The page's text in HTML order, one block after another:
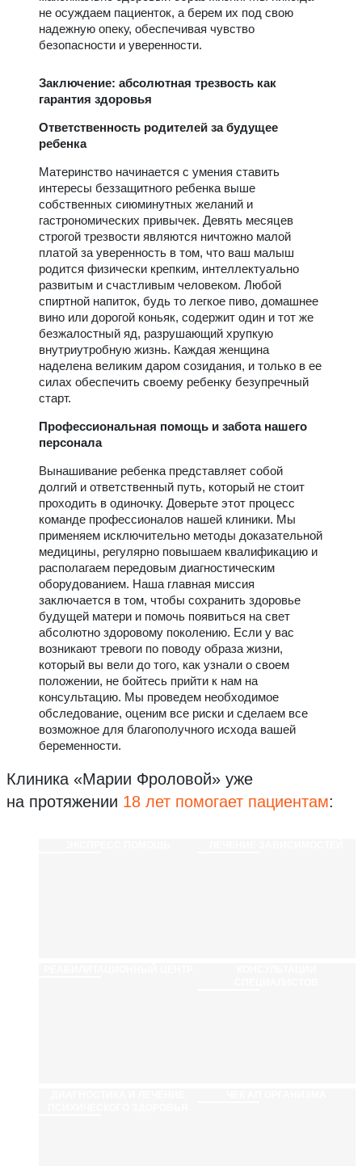
не осуждаем пациенток, а берем их под свою
надежную опеку, обеспечивая чувство
безопасности и уверенности.
Заключение: абсолютная трезвость как
гарантия здоровья
Ответственность родителей за будущее
ребенка
Материнство начинается с умения ставить
интересы беззащитного ребенка выше
собственных сиюминутных желаний и
гастрономических привычек. Девять месяцев
строгой трезвости являются ничтожно малой
платой за уверенность в том, что ваш малыш
родится физически крепким, интеллектуально
развитым и счастливым человеком. Любой
спиртной напиток, будь то легкое пиво, домашнее
вино или дорогой коньяк, содержит один и тот же
безжалостный яд, разрушающий хрупкую
внутриутробную жизнь. Каждая женщина
наделена великим даром созидания, и только в ее
силах обеспечить своему ребенку безупречный
старт.
Профессиональная помощь и забота нашего
персонала
Вынашивание ребенка представляет собой
долгий и ответственный путь, который не стоит
проходить в одиночку. Доверьте этот процесс
команде профессионалов нашей клиники. Мы
применяем исключительно методы доказательной
медицины, регулярно повышаем квалификацию и
располагаем передовым диагностическим
оборудованием. Наша главная миссия
заключается в том, чтобы сохранить здоровье
будущей матери и помочь появиться на свет
абсолютно здоровому поколению. Если у вас
возникают тревоги по поводу образа жизни,
который вы вели до того, как узнали о своем
положении, не бойтесь прийти к нам на
консультацию. Мы проведем необходимое
обследование, оценим все риски и сделаем все
возможное для благополучного исхода вашей
беременности.
Клиника «Марии Фроловой» уже
на протяжении 18 лет помогает пациентам: